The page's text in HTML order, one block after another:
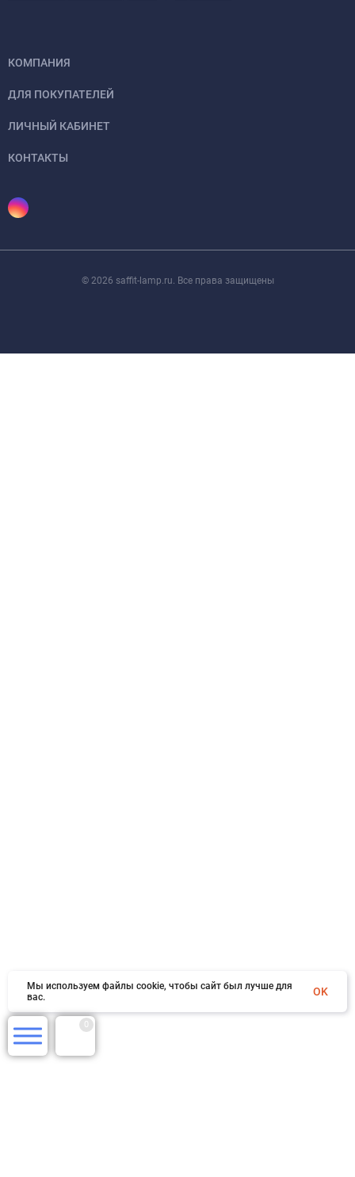
КОМПАНИЯ
ДЛЯ ПОКУПАТЕЛЕЙ
ЛИЧНЫЙ КАБИНЕТ
КОНТАКТЫ
© 2026 saffit-lamp.ru. Все права защищены
0
Мы используем файлы cookie, чтобы сайт был лучше для
вас.
OK